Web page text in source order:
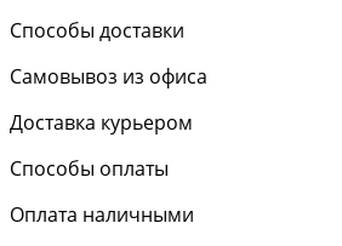
Способы доставки
Самовывоз из офиса
Доставка курьером
Способы оплаты
Оплата наличными